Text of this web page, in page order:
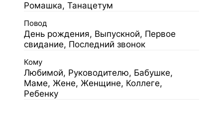
Ромашка, Танацетум
Повод
День рождения, Выпускной, Первое
свидание, Последний звонок
Кому
Любимой, Руководителю, Бабушке,
Маме, Жене, Женщине, Коллеге,
Ребенку